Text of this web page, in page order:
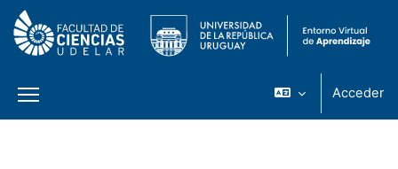
Panel lateral
Acceder